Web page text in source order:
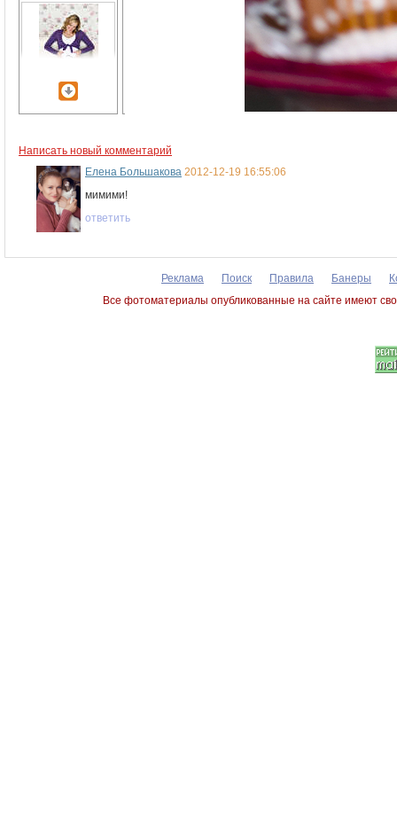
Написать новый комментарий
Елена Большакова 2012-12-19 16:55:06
мимими!
ответить
Реклама Поиск Правила Банеры
Все фотоматериалы опубликованные на сайте имеют